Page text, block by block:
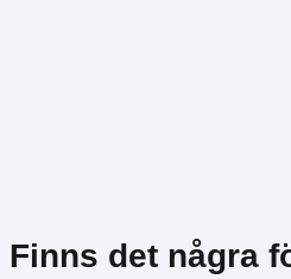
Finns det några